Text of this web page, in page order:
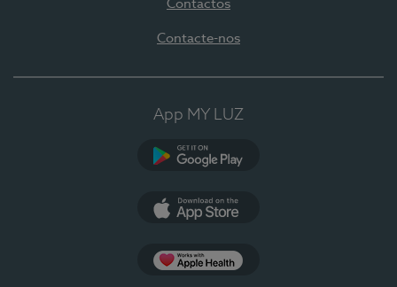
Contactos
Contacte-nos
App MY LUZ